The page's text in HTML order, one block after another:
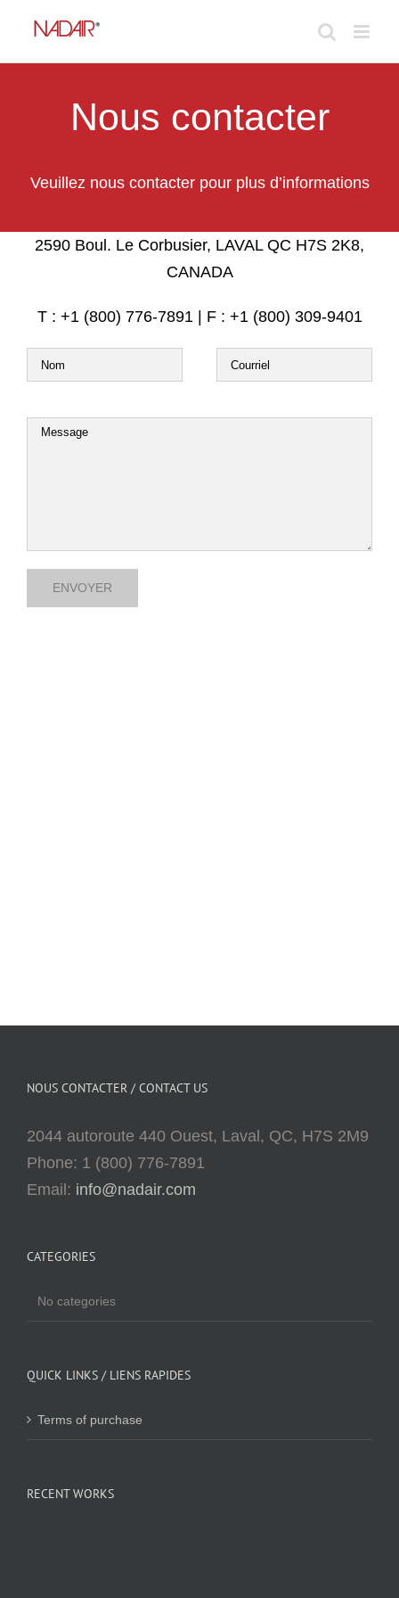
content
Nous contacter
Veuillez nous contacter pour plus d’informations
2590 Boul. Le Corbusier, LAVAL QC H7S 2K8,
CANADA
T : +1 (800) 776-7891 | F : +1 (800) 309-9401
NOUS CONTACTER / CONTACT US
2044 autoroute 440 Ouest, Laval, QC, H7S 2M9
Phone: 1 (800) 776-7891
Email: info@nadair.com
CATEGORIES
No categories
QUICK LINKS / LIENS RAPIDES
Terms of purchase
RECENT WORKS